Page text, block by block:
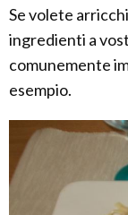
Se volete
ingredienti a
comunemente
esempio.